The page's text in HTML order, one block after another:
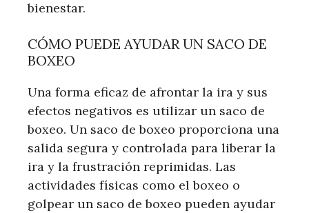
bienestar.
CÓMO PUEDE AYUDAR UN SACO DE
BOXEO
Una forma eficaz de afrontar la ira y sus
efectos negativos es utilizar un saco de
boxeo. Un saco de boxeo proporciona una
salida segura y controlada para liberar la
ira y la frustración reprimidas. Las
actividades físicas como el boxeo o
golpear un saco de boxeo pueden ayudar